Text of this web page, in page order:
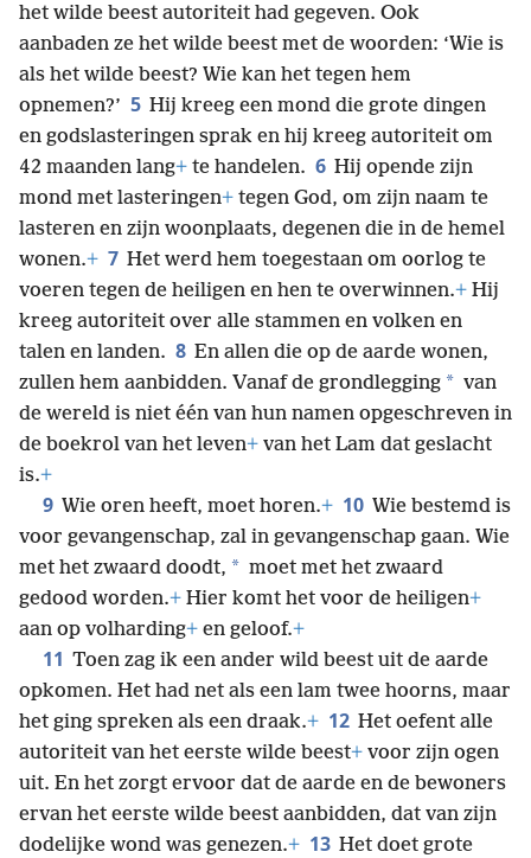
het wilde beest autoriteit had gegeven. Ook
aanbaden ze het wilde beest met de woorden: ‘Wie is
als het wilde beest? Wie kan het tegen hem
opnemen?’ 5 Hij kreeg een mond die grote dingen
en godslasteringen sprak en hij kreeg autoriteit om
42 maanden lang+ te handelen. 6 Hij opende zijn
mond met lasteringen+ tegen God, om zijn naam te
lasteren en zijn woonplaats, degenen die in de hemel
wonen.+ 7 Het werd hem toegestaan om oorlog te
voeren tegen de heiligen en hen te overwinnen.+ Hij
kreeg autoriteit over alle stammen en volken en
talen en landen. 8 En allen die op de aarde wonen,
zullen hem aanbidden. Vanaf de grondlegging * van
de wereld is niet één van hun namen opgeschreven in
de boekrol van het leven+ van het Lam dat geslacht
is.+
9 Wie oren heeft, moet horen.+ 10 Wie bestemd is
voor gevangenschap, zal in gevangenschap gaan. Wie
met het zwaard doodt, * moet met het zwaard
gedood worden.+ Hier komt het voor de heiligen+
aan op volharding+ en geloof.+
11 Toen zag ik een ander wild beest uit de aarde
opkomen. Het had net als een lam twee hoorns, maar
het ging spreken als een draak.+ 12 Het oefent alle
autoriteit van het eerste wilde beest+ voor zijn ogen
uit. En het zorgt ervoor dat de aarde en de bewoners
ervan het eerste wilde beest aanbidden, dat van zijn
dodelijke wond was genezen.+ 13 Het doet grote